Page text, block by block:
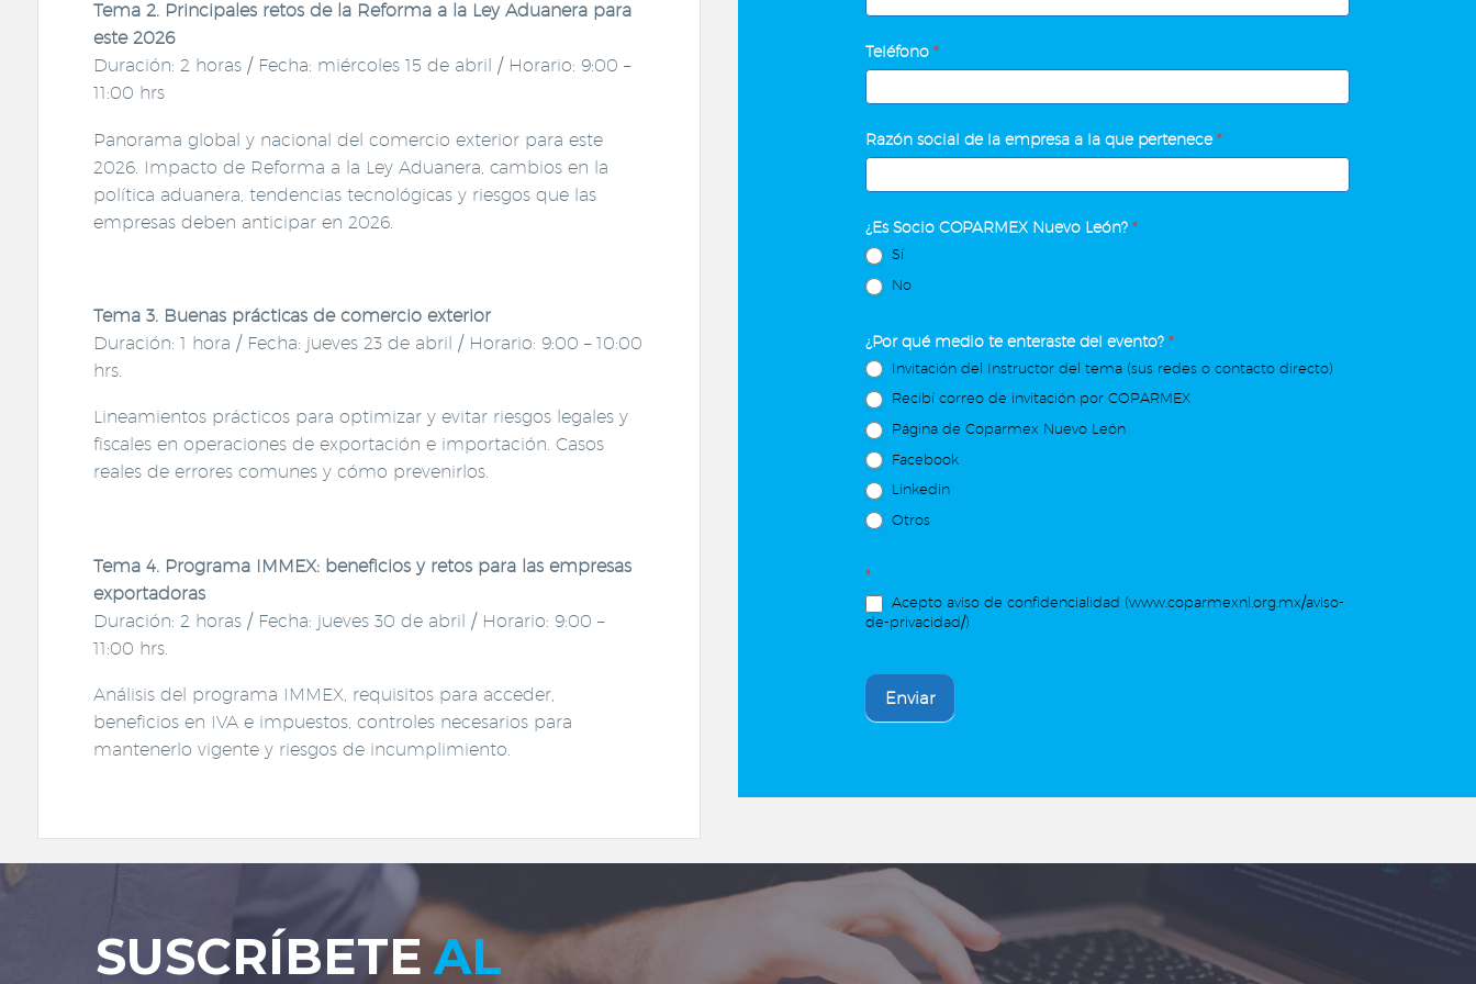
Tema 2. Principales retos de la Reforma a la Ley Aduanera para
este 2026
Duración: 2 horas / Fecha: miércoles 15 de abril / Horario: 9:00 –
11:00 hrs
Panorama global y nacional del comercio exterior para este
2026. Impacto de Reforma a la Ley Aduanera, cambios en la
política aduanera, tendencias tecnológicas y riesgos que las
empresas deben anticipar en 2026.
Tema 3. Buenas prácticas de comercio exterior
Duración: 1 hora / Fecha: jueves 23 de abril / Horario: 9:00 – 10:00
hrs.
Lineamientos prácticos para optimizar y evitar riesgos legales y
fiscales en operaciones de exportación e importación. Casos
reales de errores comunes y cómo prevenirlos.
Tema 4. Programa IMMEX: beneficios y retos para las empresas
exportadoras
Duración: 2 horas / Fecha: jueves 30 de abril / Horario: 9:00 –
11:00 hrs.
Análisis del programa IMMEX, requisitos para acceder,
beneficios en IVA e impuestos, controles necesarios para
mantenerlo vigente y riesgos de incumplimiento.
Teléfono *
Razón social de la empresa a la que pertenece*
¿Es Socio COPARMEX Nuevo León? *
Sí
No
¿Por qué medio te enteraste del evento? *
Invitación del Instructor del tema (sus redes o contacto directo)
Recibí correo de invitación por COPARMEX
Página de Coparmex Nuevo León
Facebook
Linkedin
Otros
*
Acepto aviso de confidencialidad (www.coparmexnl.org.mx/aviso-
de-privacidad/)
Enviar
SUSCRÍBETEAL